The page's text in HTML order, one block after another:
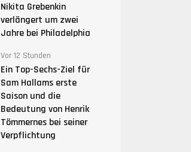
Nikita Grebenkin
verlängert um zwei
Jahre bei Philadelphia
Vor 12 Stunden
Ein Top-Sechs-Ziel für
Sam Hallams erste
Saison und die
Bedeutung von Henrik
Tömmernes bei seiner
Verpflichtung